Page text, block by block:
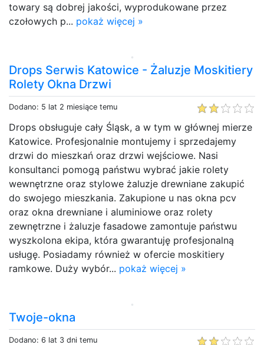
towary są dobrej jakości, wyprodukowane przez
czołowych p... pokaż więcej »
Drops Serwis Katowice - Żaluzje Moskitiery
Rolety Okna Drzwi
Dodano: 5 lat 2 miesiące temu
Drops obsługuje cały Śląsk, a w tym w głównej mierze
Katowice. Profesjonalnie montujemy i sprzedajemy
drzwi do mieszkań oraz drzwi wejściowe. Nasi
konsultanci pomogą państwu wybrać jakie rolety
wewnętrzne oraz stylowe żaluzje drewniane zakupić
do swojego mieszkania. Zakupione u nas okna pcv
oraz okna drewniane i aluminiowe oraz rolety
zewnętrzne i żaluzje fasadowe zamontuje państwu
wyszkolona ekipa, która gwarantuję profesjonalną
usługę. Posiadamy również w ofercie moskitiery
ramkowe. Duży wybór... pokaż więcej »
Twoje-okna
Dodano: 6 lat 3 dni temu